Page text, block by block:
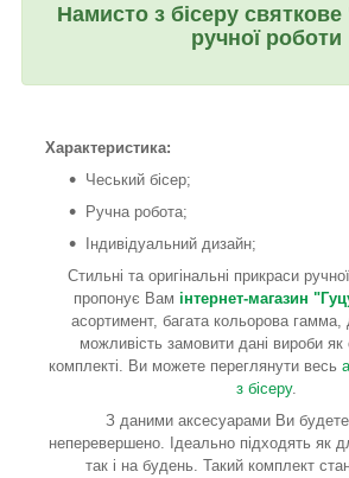
Намисто з бісеру
ручної роботи
Характеристика:
Чеський бісер;
Ручна робота;
Індивідуальний дизайн;
Стильні та оригінальні прикраси
пропонує Вам інтернет-магазин
асортимент, багата кольорова гамма,
можливість замовити дані вироби як
комплекті. Ви можете переглянути весь
з бісеру.
З даними аксесуарами Ви
неперевершено. Ідеально підходять як
так і на будень. Такий комплект